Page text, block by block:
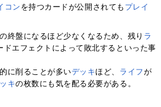
コン を持つカードが公開されても プレイ
終盤になるほど少なくなるため、残り ラ
ドエフェクトによって敗北するといった事
に削ることが多いデッキほど、 ライフが
キの枚数にも気を配る必要がある。